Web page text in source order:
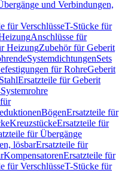
und Verbindungen,
für VerschlüsseT-Stücke für
Anschlüsse für
HeizungZubehör für Geberit
SystemdichtungenSets
für RohreGeberit
Ersatzteile für Geberit
Systemrohre
BögenErsatzteile für
KreuzstückeErsatzteile für
für Übergänge
lösbarErsatzteile für
KompensatorenErsatzteile für
für VerschlüsseT-Stücke für